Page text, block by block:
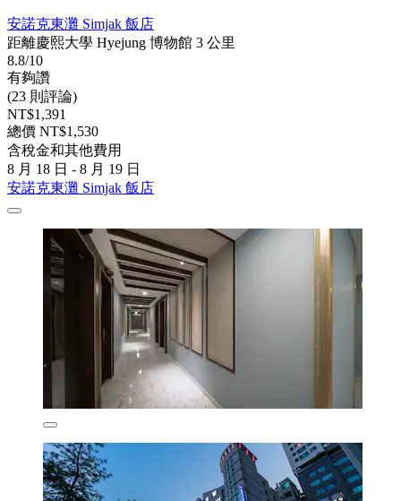
安諾克東灘 Simjak 飯店
距離慶熙大學 Hyejung 博物館 3 公里
8.8/10
有夠讚
(23 則評論)
NT$1,391
總價 NT$1,530
含稅金和其他費用
8 月 18 日 - 8 月 19 日
安諾克東灘 Simjak 飯店